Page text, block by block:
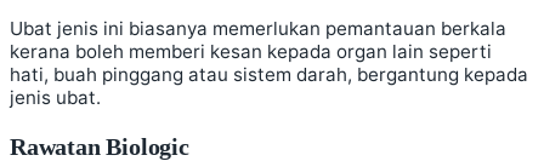
Ubat jenis ini biasanya memerlukan pemantauan berkala
kerana boleh memberi kesan kepada organ lain seperti
hati, buah pinggang atau sistem darah, bergantung kepada
jenis ubat.
Rawatan Biologic